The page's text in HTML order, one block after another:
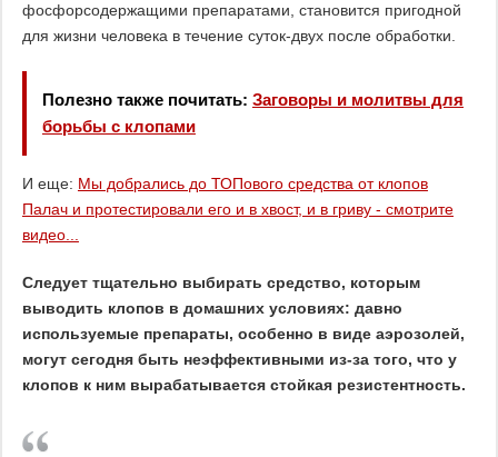
фосфорсодержащими препаратами, становится пригодной
для жизни человека в течение суток-двух после обработки.
Полезно также почитать: Заговоры и молитвы для
борьбы с клопами
И еще: Мы добрались до ТОПового средства от клопов
Палач и протестировали его и в хвост, и в гриву - смотрите
видео...
Следует тщательно выбирать средство, которым
выводить клопов в домашних условиях: давно
используемые препараты, особенно в виде аэрозолей,
могут сегодня быть неэффективными из-за того, что у
клопов к ним вырабатывается стойкая резистентность.